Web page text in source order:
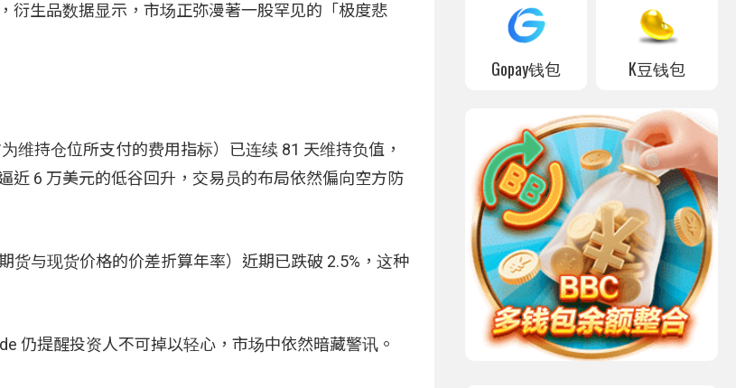
衍生品数据显示，市场正弥漫著一股罕见的「极度悲
维持仓位所支付的费用指标）已连续 81 天维持负值，
近 6 万美元的低谷回升，交易员的布局依然偏向空方防
货与现货价格的价差折算年率）近期已跌破 2.5%，这种
仍提醒投资人不可掉以轻心，市场中依然暗藏警讯。
Gopay钱包 K豆钱包